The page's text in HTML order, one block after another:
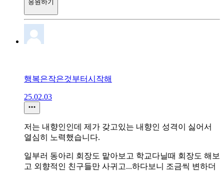
응원하기
행복은작은것부터시작해
25.02.03
저는 내향인인데 제가 갖고있는 내향인 성격이 싫어서
열심히 노력했습니다.
일부러 동아리 회장도 맡아보고 학교다닐때 회장도 해보
고 외향적인 친구들만 사귀고...하다보니 조금씩 변하더